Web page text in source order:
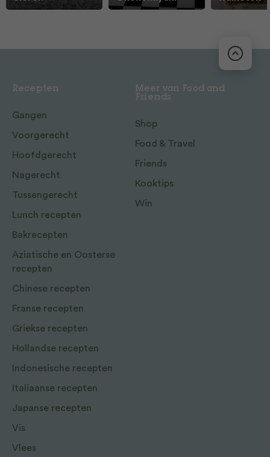
Recepten
Gangen
Voorgerecht
Hoofdgerecht
Nagerecht
Tussengerecht
Lunch recepten
Bakrecepten
Aziatische en Oosterse
recepten
Chinese recepten
Franse recepten
Griekse recepten
Hollandse recepten
Indonesische recepten
Italiaanse recepten
Japanse recepten
Vis
Vlees
Meer van Food and
Friends
Shop
Food & Travel
Friends
Kooktips
Win